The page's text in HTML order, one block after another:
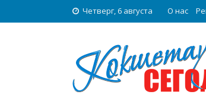
Четверг, 6 августа О нас